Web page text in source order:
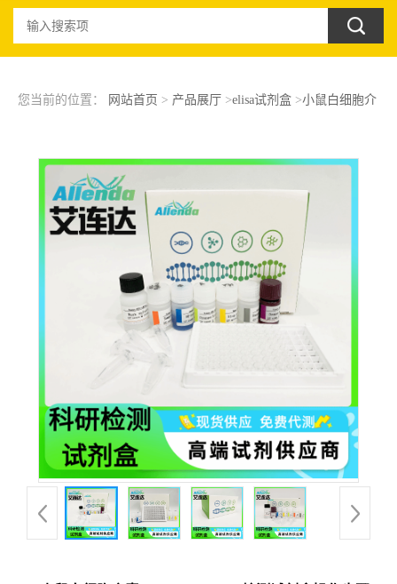
您当前的位置： 网站首页 > 产品展厅 >elisa试剂盒>小鼠白细胞介